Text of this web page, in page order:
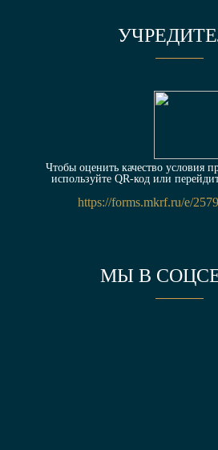
Чтобы оценить качество условия
используйте QR-код или
https://forms.mkrf.ru/e/
МЫ В